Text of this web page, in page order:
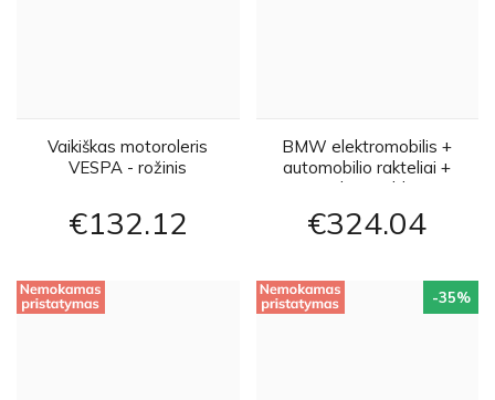
Vaikiškas motoroleris
VESPA - rožinis
€132 12
BMW elektromobilis +
automobilio rakteliai +
nuotolinio valdymo
pultelis - baltas
€324 04
-35%